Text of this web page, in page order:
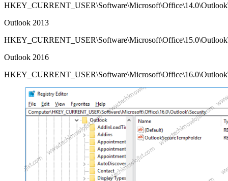
Outlook 2013
Outlook 2016